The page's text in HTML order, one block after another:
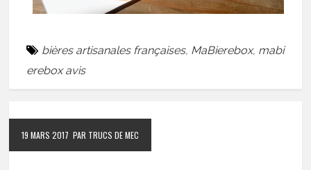
bières artisanales françaises, MaBierebox, mabi
erebox avis
19 MARS 2017 PAR TRUCS DE MEC